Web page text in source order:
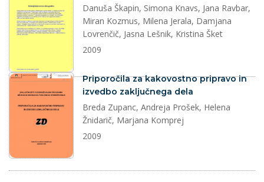
Danuša Škapin, Simona Knavs, Jana Ravbar,
Miran Kozmus, Milena Jerala, Damjana
Lovrenčič, Jasna Lešnik, Kristina Šket
2009
dokument
Priporočila za kakovostno pripravo in
izvedbo zaključnega dela
Breda Zupanc, Andreja Prošek, Helena
Žnidarič, Marjana Komprej
2009